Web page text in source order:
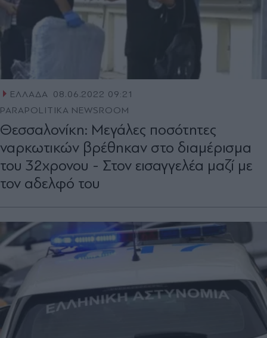
ΕΛΛΑΔΑ
08.06.2022 09:21
PARAPOLITIKA NEWSROOM
Θεσσαλονίκη: Μεγάλες ποσότητες
ναρκωτικών βρέθηκαν στο διαμέρισμα
του 32χρονου - Στον εισαγγελέα μαζί με
τον αδελφό του